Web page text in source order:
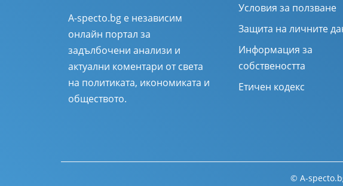
A-specto.bg е независим
онлайн портал за
задълбочени анализи и
актуални коментари от света
на политиката, икономиката и
обществото.
Условия за ползване
Защита на личните
Информация за
собствеността
Етичен кодекс
© A-